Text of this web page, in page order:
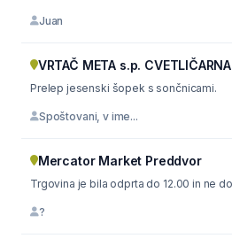
Juan
VRTAČ META s.p.
Prelep jesenski šopek s sončnicami.
Spoštovani, v ime...
Mercator Market Preddvor
Trgovina je bila odprta do 12.00 in ne
?